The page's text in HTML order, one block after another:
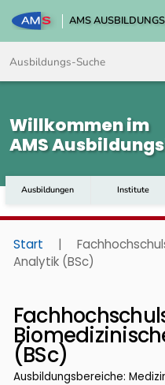
AMS
Willkommen im
AMS
Ausbildungen Institute
Start |
Analytik (BSc)
(BSc)
Ausbildungsbereiche: